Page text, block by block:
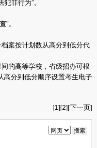
罪行为”。
。
案按计划数从高分到低分代
的高等学校，省级招办可根
高分到低分顺序设置考生电子
[1][2][下一页]